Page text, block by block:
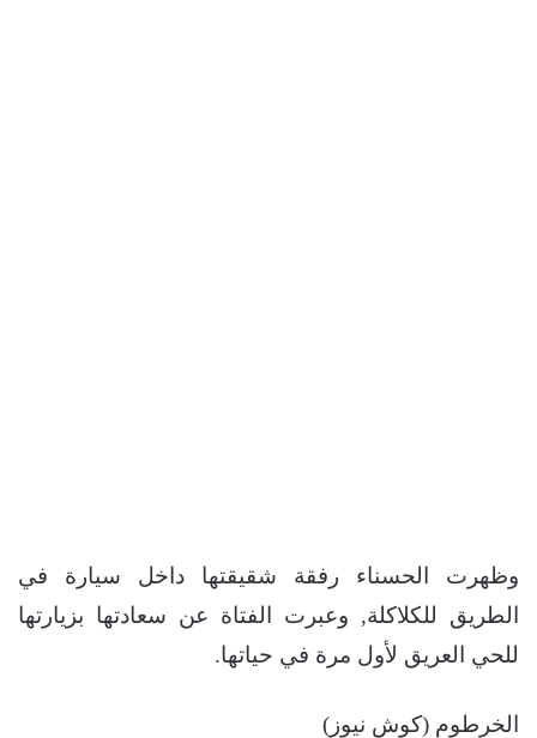
وظهرت الحسناء رفقة شقيقتها داخل سيارة في
الطريق للكلاكلة, وعبرت الفتاة عن سعادتها بزيارتها
للحي العريق لأول مرة في حياتها.
الخرطوم (كوش نيوز)